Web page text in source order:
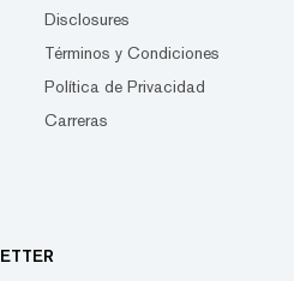
Disclosures
Términos y Condiciones
Política de Privacidad
Carreras